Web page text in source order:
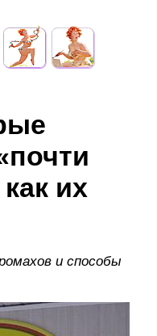
их
и способы